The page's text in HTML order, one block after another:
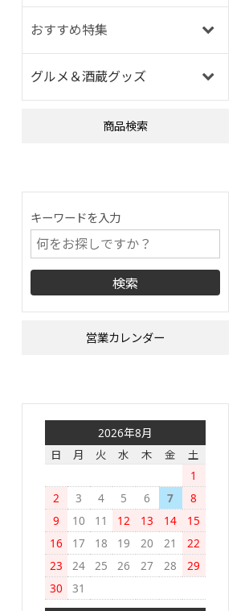
おすすめ特集
グルメ＆酒蔵グッズ
商品検索
キーワードを入力
営業カレンダー
2026年8月
日
月 火 水 木 金
土
1
2
3 4 5 6 7
8
9
10 11 12 13 14
15
16
17 18 19 20 21
22
23
24 25 26 27 28
29
30
31